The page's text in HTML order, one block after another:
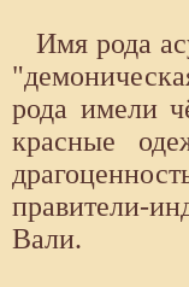
Имя рода
рода имели
красные
правители-
Вали.